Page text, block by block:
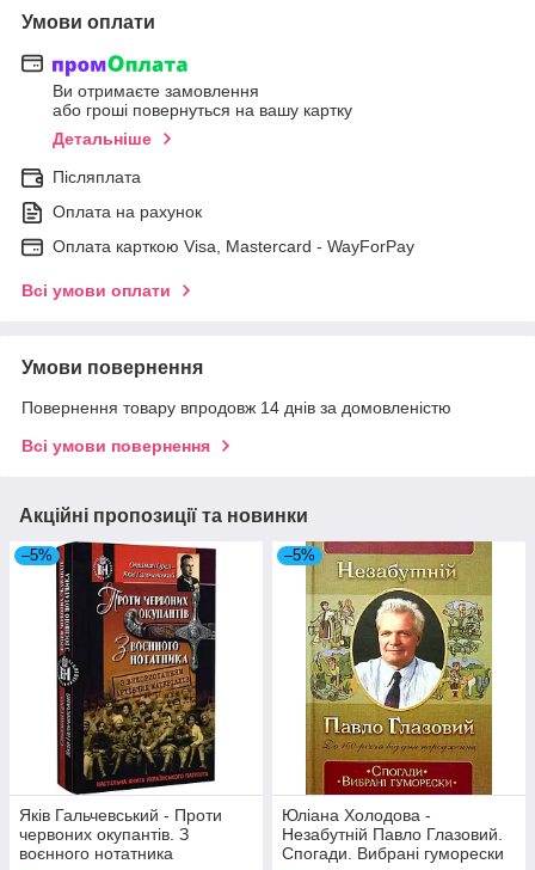
Умови оплати
Ви отримаєте замовлення
або гроші повернуться на вашу картку
Детальніше
Післяплата
Оплата на рахунок
Оплата карткою Visa, Mastercard - WayForPay
Всі умови оплати
Умови повернення
Повернення товару впродовж 14 днів за домовленістю
Всі умови повернення
Акційні пропозиції та новинки
–5%
Яків Гальчевський - Проти
червоних окупантів. З
воєнного нотатника
–5%
Юліана Холодова -
Незабутній Павло Глазовий.
Спогади. Вибрані гуморески